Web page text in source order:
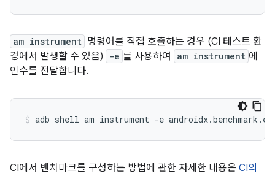
am instrument 명령어를 직접 호출하는 경우 (CI 테스트 환
경에서 발생할 수 있음)
-e 를 사용하여 am instrument 에
인수를 전달합니다.
adb shell am instrument -e
CI에서 벤치마크를 구성하는 방법에 관한 자세한 내용은 CI의